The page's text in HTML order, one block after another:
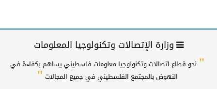
وزارة الإتصالات وتكنولوجيا المعلومات
" نحو قطاع اتصالات وتكنولوجيا معلومات فلسطيني يساهم بكفاءة في
النهوض بالمجتمع الفلسطيني في جميع المجالات"